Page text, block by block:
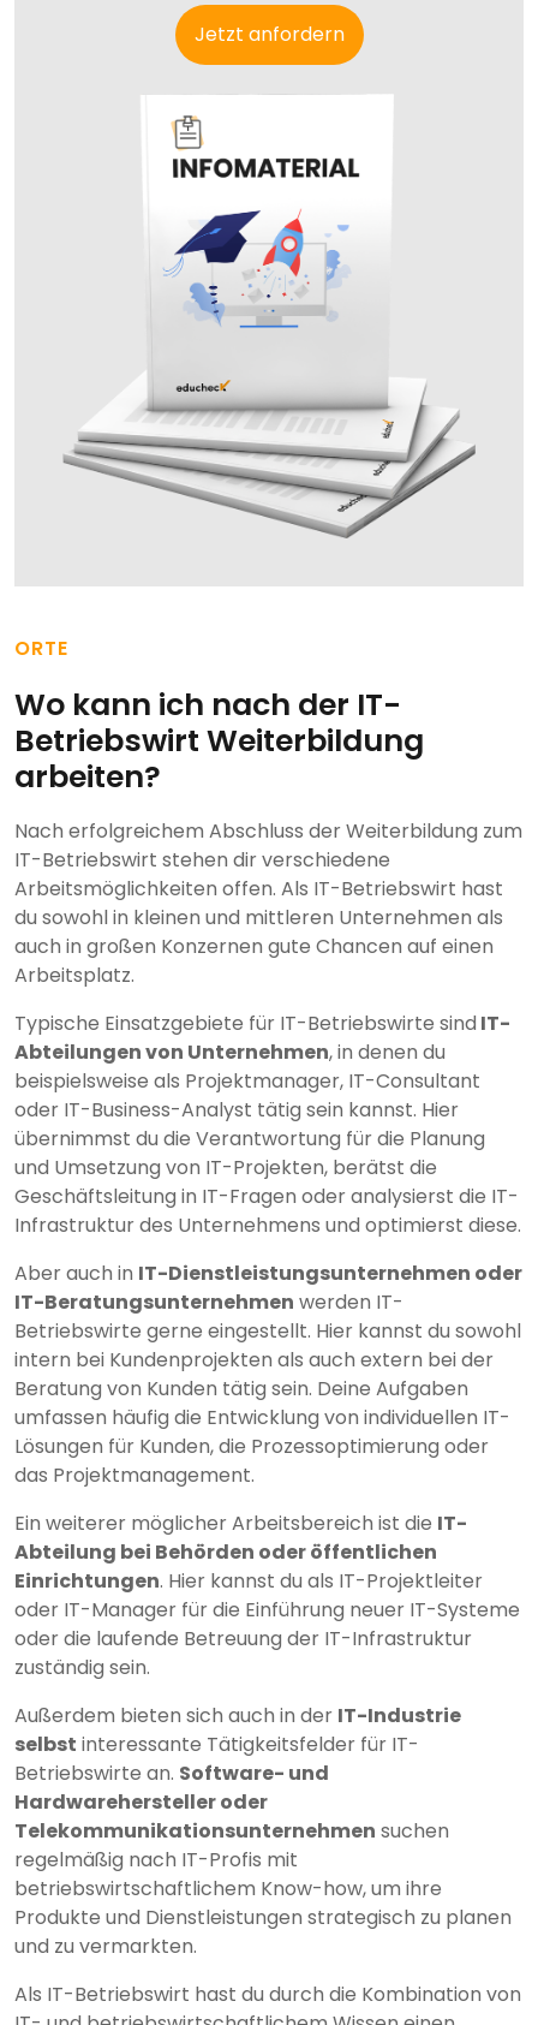
Jetzt anfordern
ORTE
Wo kann ich nach der IT-
Betriebswirt Weiterbildung
arbeiten?
Nach erfolgreichem Abschluss der Weiterbildung zum
IT-Betriebswirt stehen dir verschiedene
Arbeitsmöglichkeiten offen. Als IT-Betriebswirt hast
du sowohl in kleinen und mittleren Unternehmen als
auch in großen Konzernen gute Chancen auf einen
Arbeitsplatz.
Typische Einsatzgebiete für IT-Betriebswirte sind IT-
Abteilungen von Unternehmen, in denen du
beispielsweise als Projektmanager, IT-Consultant
oder IT-Business-Analyst tätig sein kannst. Hier
übernimmst du die Verantwortung für die Planung
und Umsetzung von IT-Projekten, berätst die
Geschäftsleitung in IT-Fragen oder analysierst die IT-
Infrastruktur des Unternehmens und optimierst diese.
Aber auch in IT-Dienstleistungsunternehmen oder
IT-Beratungsunternehmen werden IT-
Betriebswirte gerne eingestellt. Hier kannst du sowohl
intern bei Kundenprojekten als auch extern bei der
Beratung von Kunden tätig sein. Deine Aufgaben
umfassen häufig die Entwicklung von individuellen IT-
Lösungen für Kunden, die Prozessoptimierung oder
das Projektmanagement.
Ein weiterer möglicher Arbeitsbereich ist die IT-
Abteilung bei Behörden oder öffentlichen
Einrichtungen. Hier kannst du als IT-Projektleiter
oder IT-Manager für die Einführung neuer IT-Systeme
oder die laufende Betreuung der IT-Infrastruktur
zuständig sein.
Außerdem bieten sich auch in der IT-Industrie
selbst interessante Tätigkeitsfelder für IT-
Betriebswirte an. Software- und
Hardwarehersteller oder
Telekommunikationsunternehmen suchen
regelmäßig nach IT-Profis mit
betriebswirtschaftlichem Know-how, um ihre
Produkte und Dienstleistungen strategisch zu planen
und zu vermarkten.
Als IT-Betriebswirt hast du durch die Kombination von